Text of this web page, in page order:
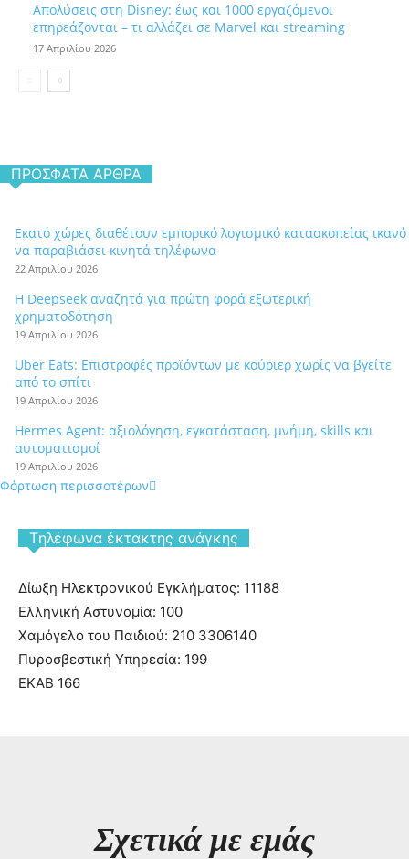
Απολύσεις στη Disney: έως και 1000 εργαζόμενοι
επηρεάζονται – τι αλλάζει σε Marvel και streaming
17 Απριλίου 2026
ΠΡΌΣΦΑΤΑ ΆΡΘΡΑ
Εκατό χώρες διαθέτουν εμπορικό λογισμικό κατασκοπείας ικανό
να παραβιάσει κινητά τηλέφωνα
22 Απριλίου 2026
Η Deepseek αναζητά για πρώτη φορά εξωτερική
χρηματοδότηση
19 Απριλίου 2026
Uber Eats: Επιστροφές προϊόντων με κούριερ χωρίς να βγείτε
από το σπίτι
19 Απριλίου 2026
Hermes Agent: αξιολόγηση, εγκατάσταση, μνήμη, skills και
αυτοματισμοί
19 Απριλίου 2026
Φόρτωση περισσοτέρων
Tηλέφωνα έκτακτης ανάγκης
Δίωξη Ηλεκτρονικού Εγκλήματος: 11188
Ελληνική Αστυνομία: 100
Χαμόγελο του Παιδιού: 210 3306140
Πυροσβεστική Υπηρεσία: 199
ΕΚΑΒ 166
Σχετικά με εμάς